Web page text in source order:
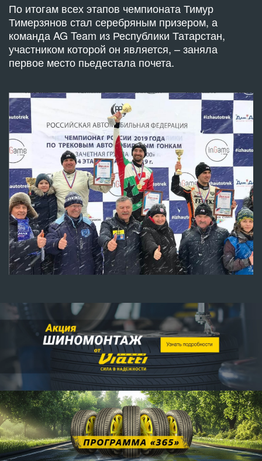
По итогам всех этапов чемпионата Тимур
Тимерзянов стал серебряным призером, а
команда AG Team из Республики Татарстан,
участником которой он является, – заняла
первое место пьедестала почета.